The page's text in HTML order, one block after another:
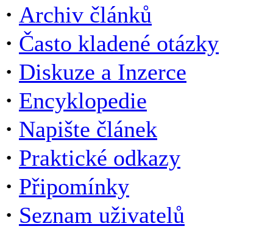
· Archiv článků
· Často kladené otázky
· Diskuze a Inzerce
· Encyklopedie
· Napište článek
· Praktické odkazy
· Připomínky
· Seznam uživatelů